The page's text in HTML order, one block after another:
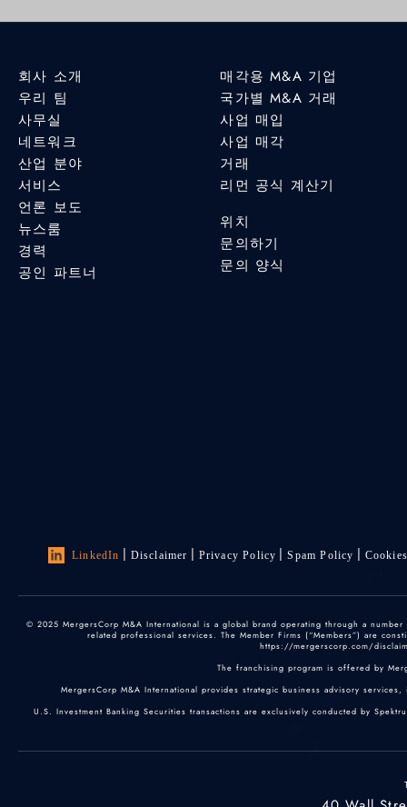
회사 소개
우리 팀
사무실
네트워크
산업 분야
서비스
언론 보도
뉴스룸
경력
공인 파트너
매각용 M&A 기업
국가별 M&A 거래
사업 매입
사업 매각
거래
리먼 공식 계산기
위치
문의하기
문의 양식
LinkedIn Disclaimer Privacy Policy Spam Policy Cookies
© 2025 MergersCorp M&A International is a global brand operating through a
related professional services. The Member Firms (“Members”) are
https://mergerscorp.com/
The franchising program is offered by
MergersCorp M&A International provides strategic business advisory
U.S. Investment Banking Securities transactions are exclusively conducted by